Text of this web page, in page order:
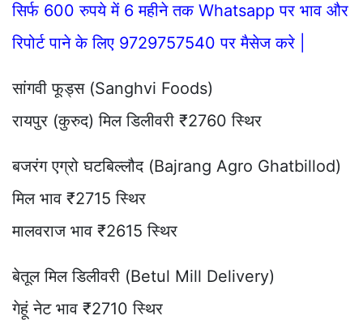
सिर्फ 600 रुपये में 6 महीने तक Whatsapp पर भाव और
रिपोर्ट पाने के लिए 9729757540 पर मैसेज करे |
सांगवी फूड्स (Sanghvi Foods)
रायपुर (कुरुद) मिल डिलीवरी ₹2760 स्थिर
बजरंग एग्रो घटबिल्लौद (Bajrang Agro Ghatbillod)
मिल भाव ₹2715 स्थिर
मालवराज भाव ₹2615 स्थिर
बेतूल मिल डिलीवरी (Betul Mill Delivery)
गेहूं नेट भाव ₹2710 स्थिर